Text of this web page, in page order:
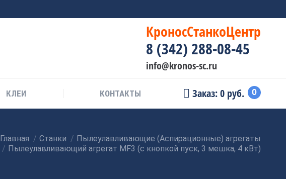
КроносСтанкоЦентр
8 (342) 288-08-45
info@kronos-sc.ru
КЛЕИ КОНТАКТЫ Заказ:0 руб. 0
Главная Станки
Пылеулавливающие (Аспирационные) агрегаты
Пылеулавливающий агрегат MF3 (с кнопкой пуск, 3 мешка, 4 кВт)